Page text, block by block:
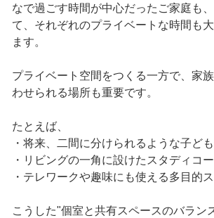
なで過ごす時間が中心だったご家庭も
て、それぞれのプライベートな時間も
ます。
プライベート空間をつくる一方で、家
わせられる場所も重要です。
たとえば、
・将来、二間に分けられるような子ど
・リビングの一角に設けたスタディコ
・テレワークや趣味にも使える多目的
こうした"個室と共有スペースのバラン